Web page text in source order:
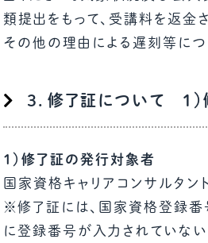
類提出をもって、受講料を返金
その他の理由による遅刻等につ
３．修了証について １
１）修了証の発行対象者
国家資格キャリアコンサルタン
※修了証には、国家資格登録番
に登録番号が入力されていない